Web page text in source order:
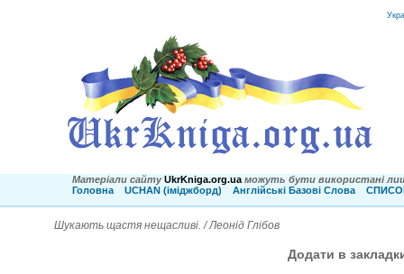
Матеріали сайту UkrKniga.org.ua можуть бути використані
Головна
UCHAN (іміджборд) Англійські Базові Слова
Шукають щастя нещасливі. / Леонід Глібов
Додати в